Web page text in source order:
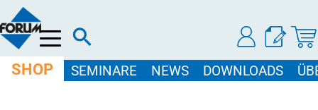
Menü
SHOP SEMINARE NEWS DOWNLOADS